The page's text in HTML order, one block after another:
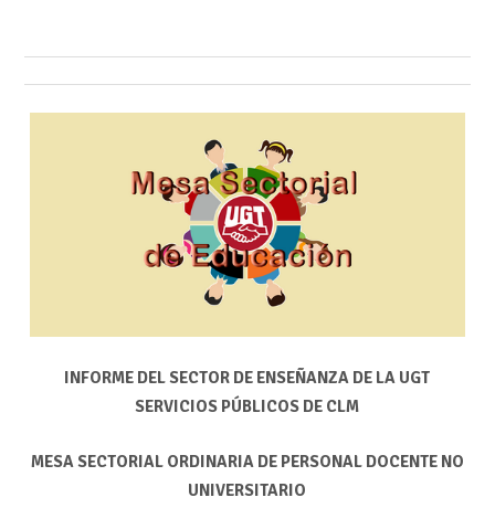
INFORME DEL SECTOR DE ENSEÑANZA DE LA UGT
SERVICIOS PÚBLICOS DE CLM
MESA SECTORIAL ORDINARIA DE PERSONAL DOCENTE NO
UNIVERSITARIO